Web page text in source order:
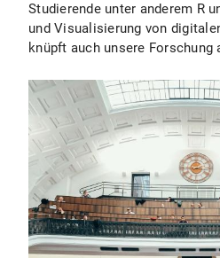
Studierende unter anderem R
und Visualisierung von
knüpft auch unsere Forschung